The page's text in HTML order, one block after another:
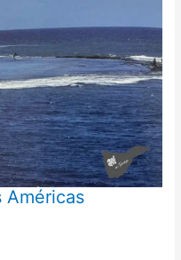
Américas